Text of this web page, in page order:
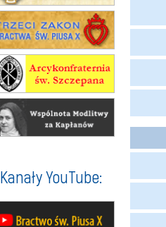
Kanały YouTube: